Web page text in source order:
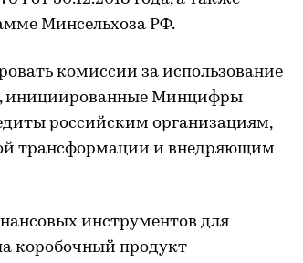
Минсельхоза РФ.
комиссии за использование
инициированные Минцифры
российским организациям,
трансформации и внедряющим
инструментов для
коробочный продукт